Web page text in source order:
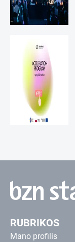
RUBRIKOS
Mano profilis